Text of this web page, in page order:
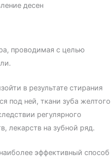
десен
проводимая с целью
в результате стирания
под ней, ткани зуба желтого
регулярного
лекарств на зубной ряд.
эффективный способ